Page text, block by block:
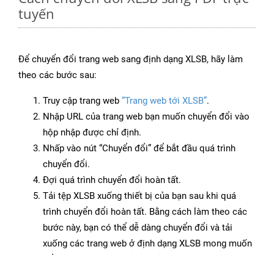
tuyến
Để chuyển đổi trang web sang định dạng XLSB, hãy làm
theo các bước sau:
Truy cập trang web “Trang web tới XLSB”.
Nhập URL của trang web bạn muốn chuyển đổi vào
hộp nhập được chỉ định.
Nhấp vào nút “Chuyển đổi” để bắt đầu quá trình
chuyển đổi.
Đợi quá trình chuyển đổi hoàn tất.
Tải tệp XLSB xuống thiết bị của bạn sau khi quá
trình chuyển đổi hoàn tất. Bằng cách làm theo các
bước này, bạn có thể dễ dàng chuyển đổi và tải
xuống các trang web ở định dạng XLSB mong muốn